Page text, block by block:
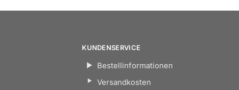
KUNDENSERVICE
Bestellinformationen
Versandkosten